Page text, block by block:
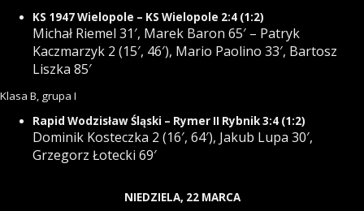
KS 1947 Wielopole – KS Wielopole 2:4 (1:2)
Michał Riemel 31′, Marek Baron 65′ – Patryk
Kaczmarzyk 2 (15′, 46′), Mario Paolino 33′, Bartosz
Liszka 85′
Klasa B, grupa I
Rapid Wodzisław Śląski – Rymer II Rybnik 3:4 (1:2)
Dominik Kosteczka 2 (16′, 64′), Jakub Lupa 30′,
Grzegorz Łotecki 69′
NIEDZIELA, 22 MARCA